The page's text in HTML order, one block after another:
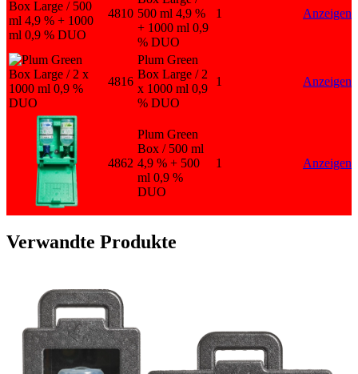
4810 500 ml 4,9 %
+ 1000 ml 0,9
% DUO
1 Anzeigen
4816
Plum Green
Box Large / 2
x 1000 ml 0,9
% DUO
1 Anzeigen
4862
Plum Green
Box / 500 ml
4,9 % + 500
ml 0,9 %
DUO
1 Anzeigen
Verwandte Produkte